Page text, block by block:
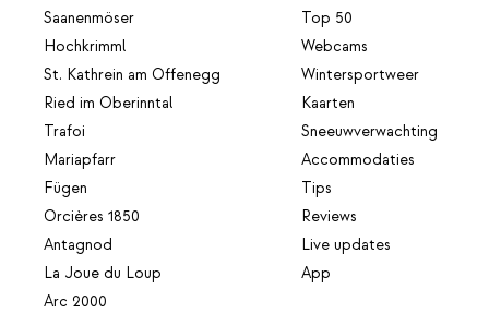
Saanenmöser
Hochkrimml
St. Kathrein am Offenegg
Ried im Oberinntal
Trafoi
Mariapfarr
Fügen
Orcières 1850
Antagnod
La Joue du Loup
Arc 2000
Top 50
Webcams
Wintersportweer
Kaarten
Sneeuwverwachting
Accommodaties
Tips
Reviews
Live updates
App